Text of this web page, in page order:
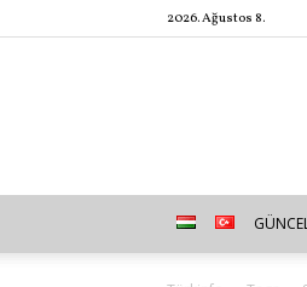
2026. Ağustos 8.